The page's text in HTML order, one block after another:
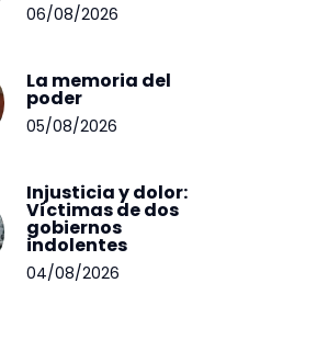
06/08/2026
La memoria del
poder
05/08/2026
Injusticia y dolor:
Víctimas de dos
gobiernos
indolentes
04/08/2026